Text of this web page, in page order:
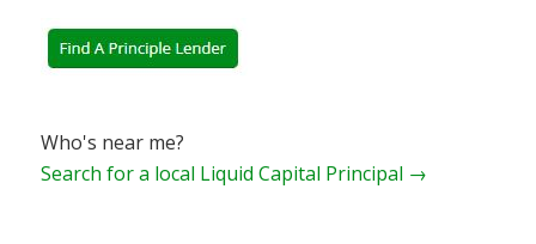
Who's near me?
Search for a local Liquid Capital Principal →